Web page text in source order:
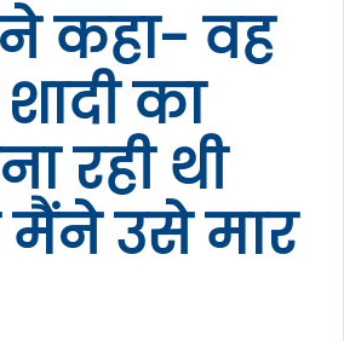
कहा- वह
का
रही थी
उसे मार